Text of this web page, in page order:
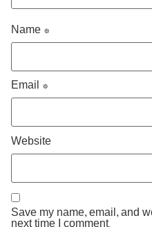
Name *
Email *
Website
Save my name, email, and